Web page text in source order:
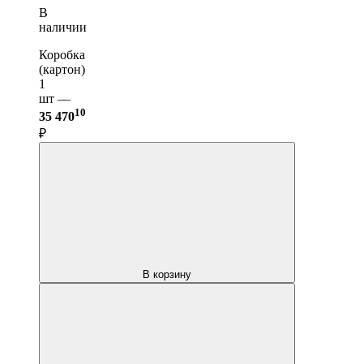
В
наличии
Коробка
(картон)
1
шт —
35 47010
₽
В корзину